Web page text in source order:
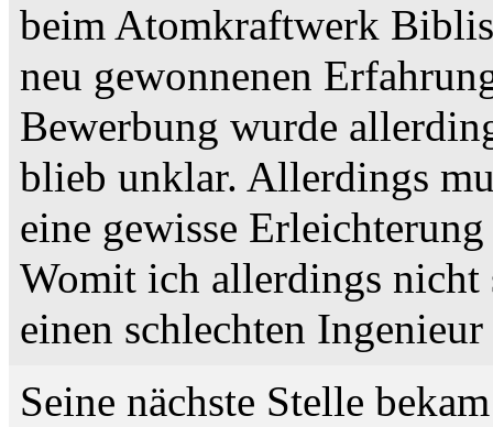
beim Atomkraftwerk
neu gewonnenen
Bewerbung wurde
blieb unklar. Allerdings
eine gewisse
Womit ich allerdings
einen schlechten
Seine nächste Stelle